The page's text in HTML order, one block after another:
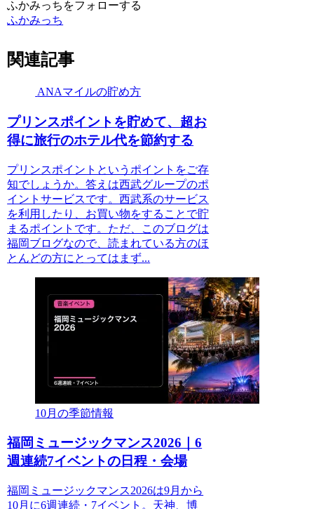
ふかみっちをフォローする
ふかみっち
関連記事
ANAマイルの貯め方
プリンスポイントを貯めて、超お
得に旅行のホテル代を節約する
プリンスポイントというポイントをご存
知でしょうか。答えは西武グループのポ
イントサービスです。西武系のサービス
を利用したり、お買い物をすることで貯
まるポイントです。ただ、このブログは
福岡ブログなので、読まれている方のほ
とんどの方にとってはまず...
10月の季節情報
福岡ミュージックマンス2026｜6
週連続7イベントの日程・会場
福岡ミュージックマンス2026は9月から
10月に6週連続・7イベント。天神、博